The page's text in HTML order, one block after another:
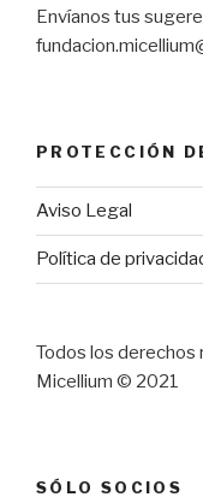
Envíanos tus
PROTECCIÓN
Aviso Legal
Política de
Todos los derechos
Micellium © 2021
SÓLO SOCIOS